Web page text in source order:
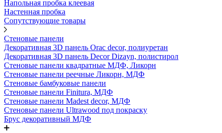
Напольная пробка клеевая
Настенная пробка
Сопутствующие товары
Стеновые панели
Декоративная 3D панель Orac decor, полиуретан
Декоративная 3D панель Decor Dizayn, полистирол
Стеновые панели квадратные МДФ, Ликорн
Стеновые панели реечные Ликорн, МДФ
Стеновые бамбуковые панели
Стеновые панели Finitura, МДФ
Стеновые панели Madest decor, МДФ
Стеновые панели Ultrawood под покраску
Брус декоративный МДФ